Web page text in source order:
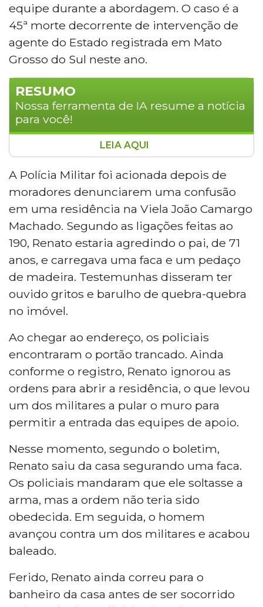
equipe durante a abordagem. O caso é a
45ª morte decorrente de intervenção de
agente do Estado registrada em Mato
Grosso do Sul neste ano.
RESUMO
Nossa ferramenta de IA resume a notícia
para você!
Renato Marian, de 40 anos, morreu após
ser baleado por um policial militar em
Três Lagoas, no Mato Grosso do Sul. Ele
equipe foi acionada. Ao ser abordado,
avançou contra um dos militares e foi
baleado. O caso é a 45ª morte por
intervenção de agente do Estado no
estado em 2025.
LEIA AQUI
A Polícia Militar foi acionada depois de
moradores denunciarem uma confusão
em uma residência na Viela João Camargo
Machado. Segundo as ligações feitas ao
190, Renato estaria agredindo o pai, de 71
anos, e carregava uma faca e um pedaço
de madeira. Testemunhas disseram ter
ouvido gritos e barulho de quebra-quebra
no imóvel.
Ao chegar ao endereço, os policiais
encontraram o portão trancado. Ainda
conforme o registro, Renato ignorou as
ordens para abrir a residência, o que levou
um dos militares a pular o muro para
permitir a entrada das equipes de apoio.
Nesse momento, segundo o boletim,
Renato saiu da casa segurando uma faca.
Os policiais mandaram que ele soltasse a
arma, mas a ordem não teria sido
obedecida. Em seguida, o homem
avançou contra um dos militares e acabou
baleado.
Ferido, Renato ainda correu para o
banheiro da casa antes de ser socorrido